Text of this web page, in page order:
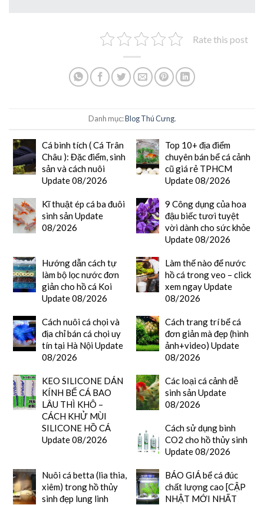
Rate this post
Danh mục:Blog Thú Cưng.
Cá bình tích ( Cá Trân
Châu ): Đặc điểm, sinh
sản và cách nuôi
Update 08/2026
Top 10+ địa điểm
chuyên bán bể cá cảnh
cũ giá rẻ TPHCM
Update 08/2026
Kĩ thuật ép cá ba đuôi
sinh sản Update
08/2026
9 Công dụng của hoa
đậu biếc tươi tuyệt
vời dành cho sức khỏe
Update 08/2026
Hướng dẫn cách tự
làm bộ lọc nước đơn
giản cho hồ cá Koi
Update 08/2026
Làm thế nào để nước
hồ cá trong veo – click
xem ngay Update
08/2026
Cách nuôi cá chọi và
địa chỉ bán cá chọi uy
tín tại Hà Nội Update
08/2026
Cách trang trí bể cá
đơn giản mà đẹp (hình
ảnh+video) Update
08/2026
KEO SILICONE DÁN
KÍNH BỂ CÁ BAO
LÂU THÌ KHÔ –
CÁCH KHỬ MÙI
SILICONE HỒ CÁ
Update 08/2026
Các loại cá cảnh dễ
sinh sản Update
08/2026
Cách sử dụng bình
CO2 cho hồ thủy sinh
Update 08/2026
Nuôi cá betta (lia thia,
xiêm) trong hồ thủy
sinh đẹp lung linh
BÁO GIÁ bể cá đúc
chất lượng cao [CẬP
NHẬT MỚI NHẤT